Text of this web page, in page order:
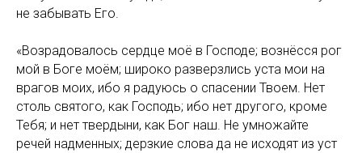
не забывать Его.
«Возрадовалось сердце моё в Господе; вознёсся рог
мой в Боге моём; широко разверзлись уста мои на
врагов моих, ибо я радуюсь о спасении Твоем. Нет
столь святого, как Господь; ибо нет другого, кроме
Тебя; и нет твердыни, как Бог наш. Не умножайте
речей надменных; дерзкие слова да не исходят из уст